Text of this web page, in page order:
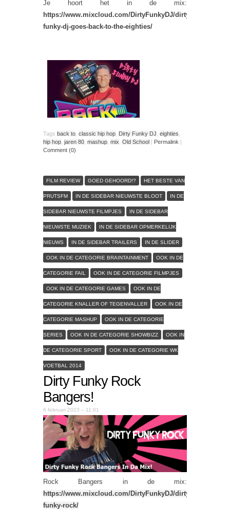
Je hoort het in de mix:
https://www.mixcloud.com/DirtyFunkyDJ/dirty-
funky-dj-goes-back-to-the-eighties/
Tags back to classic hip hop Dirty Funky DJ eighties
hip hop jaren 80 mashup mix Old School | Permalink |
Comment (0)
FILM REVIEW GOED GEHOORD!? HET BESTE VAN
PRUTSFM IN DE SIDEBAR NIEUWSTE BLOOT IN DE
SIDEBAR NIEUWSTE FILMPJES IN DE SIDEBAR
NIEUWSTE MUZIEK IN DE SIDEBAR OPMERKELIJK
NIEUWS IN DE SIDEBAR TRAILERS IN DE SLIDER
OOK IN DE CATEGORIE BRAINTAINMENT OOK IN DE
CATEGORIE FAIL OOK IN DE CATEGORIE FILMPJES
OOK IN DE CATEGORIE GAMES OOK IN DE
CATEGORIE KNALLER OF TEGENVALLER OOK IN DE
CATEGORIE MASHUP OOK IN DE CATEGORIE
SERIES OOK IN DE CATEGORIE SHOWBIZZ OOK IN
DE CATEGORIE SPORT OOK IN DE CATEGORIE WK
VOETBAL 2014
Dirty Funky Rock
Bangers!
6 februari 2023 – 11:01
Rock Bangers in de mix:
https://www.mixcloud.com/DirtyFunkyDJ/dirty-
funky-rock/